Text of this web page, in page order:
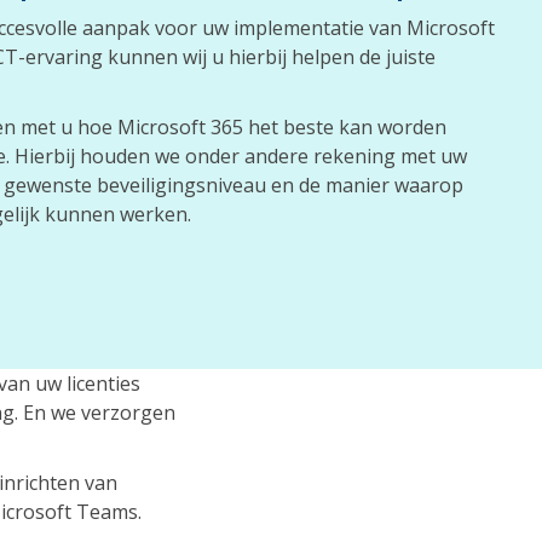
aanpak voor uw implementatie van Microsoft
ervaring kunnen wij u hierbij helpen de juiste
met u hoe Microsoft 365 het beste kan worden
Hierbij houden we onder andere rekening met uw
beveiligingsniveau en de manier waarop
kunnen werken.
uw licenties
En we verzorgen
van
Teams.